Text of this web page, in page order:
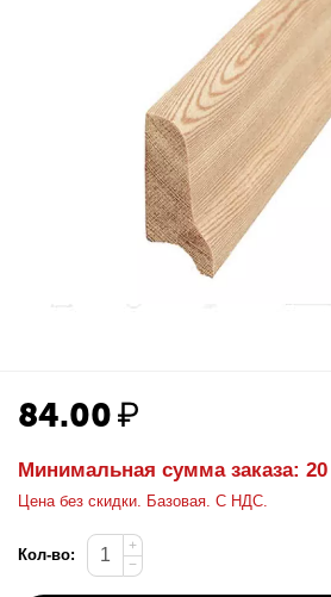
84.00₽
Минимальная сумма заказа: 20
Цена без скидки. Базовая. С НДС.
Кол-во:
+
−